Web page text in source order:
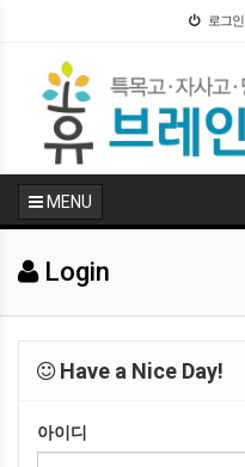
로그인
MENU
Login
Have a Nice Day!
아이디